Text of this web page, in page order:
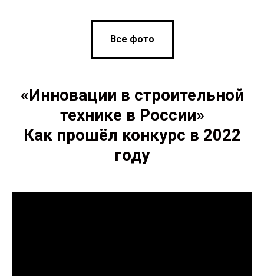
Все фото
«Инновации в строительной
технике в России»
Как прошёл конкурс в 2022
году